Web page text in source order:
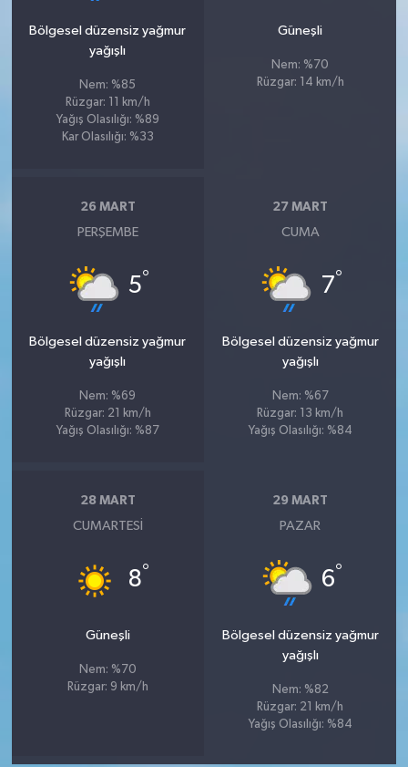
Bölgesel düzensiz yağmur
yağışlı
Nem: %85
Rüzgar: 11 km/h
Yağış Olasılığı: %89
Kar Olasılığı: %33
Güneşli
Nem: %70
Rüzgar: 14 km/h
26 MART
PERŞEMBE
5°
Bölgesel düzensiz yağmur
yağışlı
Nem: %69
Rüzgar: 21 km/h
Yağış Olasılığı: %87
27 MART
CUMA
7°
Bölgesel düzensiz yağmur
yağışlı
Nem: %67
Rüzgar: 13 km/h
Yağış Olasılığı: %84
28 MART
CUMARTESI
8°
Güneşli
Nem: %70
Rüzgar: 9 km/h
29 MART
PAZAR
6°
Bölgesel düzensiz yağmur
yağışlı
Nem: %82
Rüzgar: 21 km/h
Yağış Olasılığı: %84